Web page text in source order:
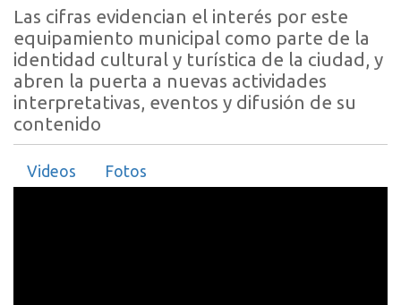
Las cifras evidencian el interés por este
equipamiento municipal como parte de la
identidad cultural y turística de la ciudad, y
abren la puerta a nuevas actividades
interpretativas, eventos y difusión de su
contenido
Videos Fotos